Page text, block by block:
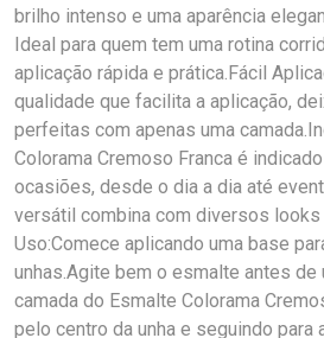
brilho intenso e uma aparência
Ideal para quem tem uma rotina
aplicação rápida e prática.Fácil
qualidade que facilita a aplicação,
perfeitas com apenas uma
Colorama Cremoso Franca é
ocasiões, desde o dia a dia até
versátil combina com diversos
Uso:Comece aplicando uma base
unhas.Agite bem o esmalte antes de
camada do Esmalte Colorama
pelo centro da unha e seguindo para